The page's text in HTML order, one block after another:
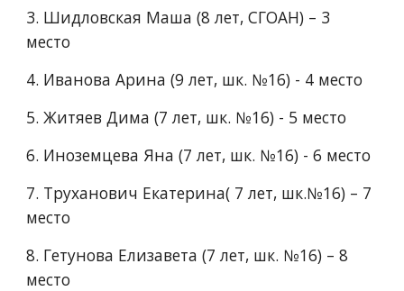
3.​ Шидловская Маша (8 лет, СГОАН) – 3
место
4.​ Иванова Арина (9 лет, шк. №16) - 4 место
5.​ Житяев Дима (7 лет, шк. №16) - 5 место
6.​ Иноземцева Яна (7 лет, шк. №16) - 6 место
7.​ Труханович Екатерина( 7 лет, шк.№16) – 7
место
8. Гетунова Елизавета (7 лет, шк. №16) – 8
место